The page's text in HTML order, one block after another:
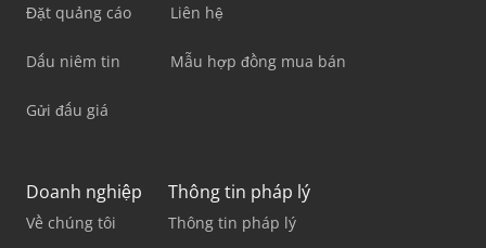
Đặt quảng cáo
Dấu niêm tin
Gửi đấu giá
Liên hệ
Mẫu hợp đồng mua bán
Doanh nghiệp
Về chúng tôi
Thông tin pháp lý
Thông tin pháp lý